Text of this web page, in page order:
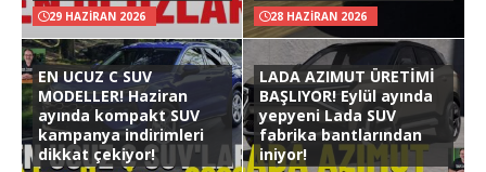
29 HAZIRAN 2026 28 HAZIRAN 2026
EN UCUZ C SUV
MODELLER! Haziran
ayında kompakt SUV
kampanya indirimleri
dikkat çekiyor!
LADA AZIMUT ÜRETİMİ
BAŞLIYOR! Eylül ayında
yepyeni Lada SUV
fabrika bantlarından
iniyor!